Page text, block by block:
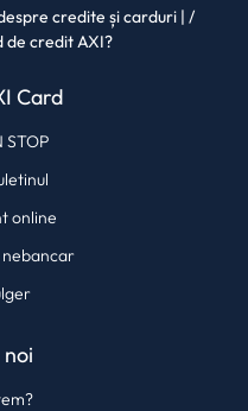
credite și carduri | /
de credit AXI?
Card
STOP
online